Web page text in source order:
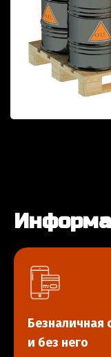
Безналичная
и без него